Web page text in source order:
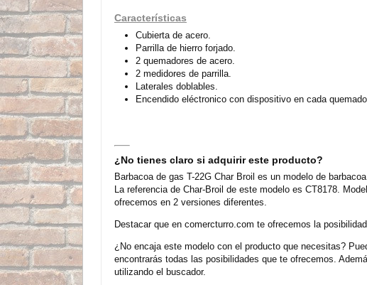
Características
Cubierta de acero.
Parrilla de hierro forjado.
2 quemadores de acero.
2 medidores de parrilla.
Laterales doblables.
Encendido eléctronico con dispositivo en cada
¿No tienes claro si adquirir este producto?
Barbacoa de gas T-22G Char Broil es un modelo de
La referencia de Char-Broil de este modelo es CT8178.
ofrecemos en 2 versiones diferentes.
Destacar que en comercturro.com te ofrecemos la
¿No encaja este modelo con el producto que necesitas?
encontrarás todas las posibilidades que te ofrecemos.
utilizando el buscador.